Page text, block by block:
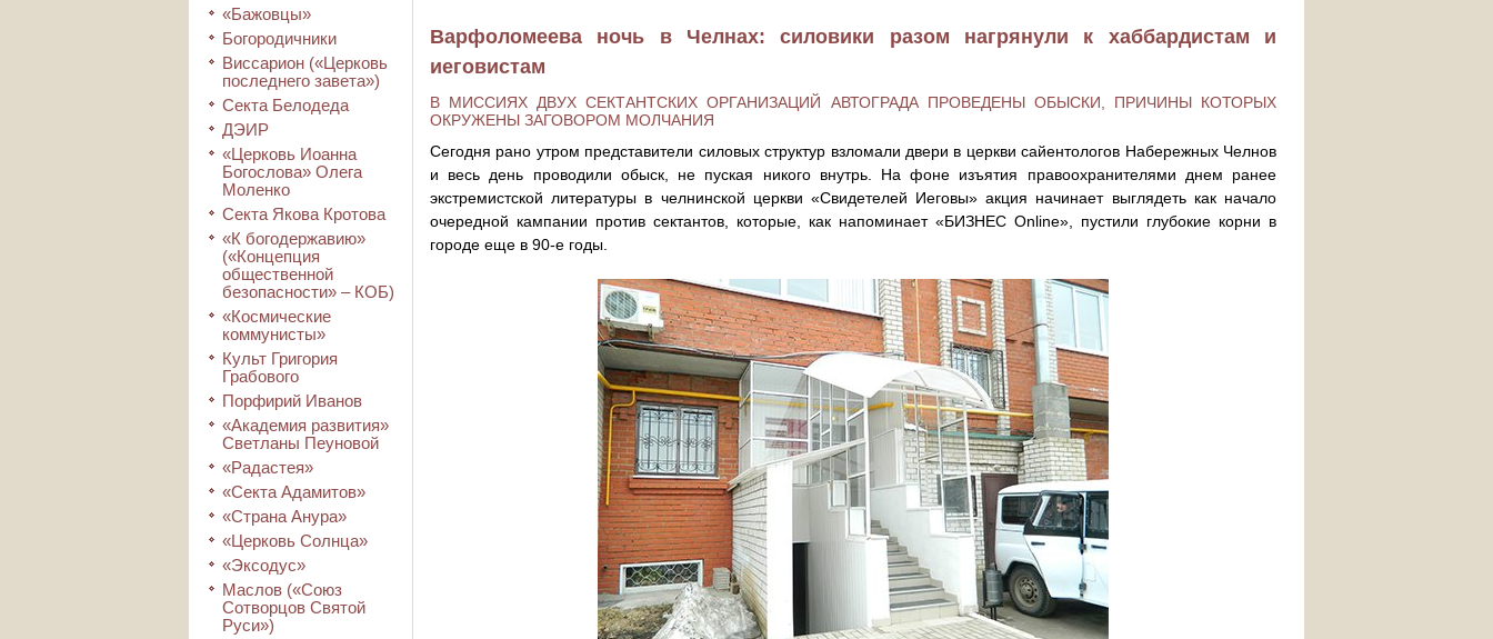
«Бажовцы»
Богородичники
Виссарион («Церковь
последнего завета»)
Секта Белодеда
ДЭИР
«Церковь Иоанна
Богослова» Олега
Моленко
Секта Якова Кротова
«К богодержавию»
(«Концепция
общественной
безопасности» – КОБ)
«Космические
коммунисты»
Культ Григория
Грабового
Порфирий Иванов
«Академия развития»
Светланы Пеуновой
«Радастея»
«Секта Адамитов»
«Страна Анура»
«Церковь Солнца»
«Эксодус»
Маслов («Союз
Сотворцов Святой
Руси»)
Варфоломеева ночь в Челнах: силовики разом нагрянули к хаббардистам и
иеговистам
В МИССИЯХ ДВУХ СЕКТАНТСКИХ ОРГАНИЗАЦИЙ АВТОГРАДА ПРОВЕДЕНЫ ОБЫСКИ, ПРИЧИНЫ КОТОРЫХ
ОКРУЖЕНЫ ЗАГОВОРОМ МОЛЧАНИЯ
Сегодня рано утром представители силовых структур взломали двери в церкви сайентологов Набережных Челнов
и весь день проводили обыск, не пуская никого внутрь. На фоне изъятия правоохранителями днем ранее
экстремистской литературы в челнинской церкви «Свидетелей Иеговы» акция начинает выглядеть как начало
очередной кампании против сектантов, которые, как напоминает «БИЗНЕС Online», пустили глубокие корни в
городе еще в 90-е годы.